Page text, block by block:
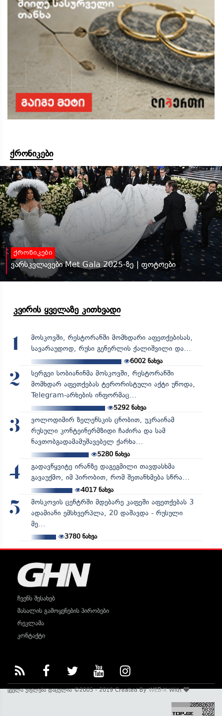
ქრონიკები
ქრონიკები
ვარსკვლავები Met Gala 2025-ზე | ფოტოები
კვირის ყველაზე კითხვადი
1
მოსკოვში, რესტორანში მომხდარი აფეთქებისას,
სავარაუდოდ, რუსი გენერლის ქალიშვილი და...
6002 ნახვა
2
სერგეი სობიანინმა მოსკოვში, რესტორანში
მომხდარ აფეთქებას ტერორისტული აქტი უწოდა,
Telegram-არხების ინფორმაც...
5292ნახვა
3
ვოლოდიმირ ზელენსკის ცნობით, უკრაინამ
რუსული კონტეინერმზიდი ჩაძირა და სამ
ნავთობგადამამუშავებელ ქარხა...
5280ნახვა
4
გადავწყვიტე ირანზე დაგეგმილი თავდასხმა
გავაუქმო, იმ პირობით, რომ შეთანხმება სწრა...
4017ნახვა
5
მოსკოვის ცენტრში მდებარე კაფეში აფეთქებას 3
ადამიანი ემსხვერპლა, 20 დაშავდა - რუსული
მე...
3780ნახვა
ჩვენს შესახებ
მასალის გამოყენების პირობები
რეკლამა
კონტაქტი
ყველა უფლება დაცულია ©2005 - 2019 Created ByWEB-XWith